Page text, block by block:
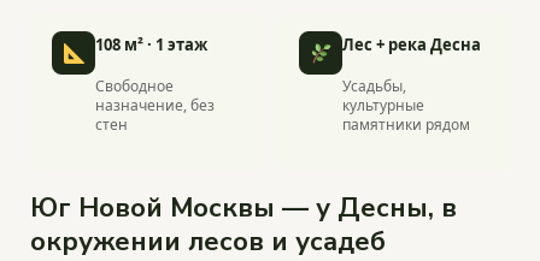
108 м² · 1 этаж
Свободное
назначение, без
стен
Лес + река Десна
Усадьбы,
культурные
памятники рядом
Юг Новой Москвы — у Десны, в
окружении лесов и усадеб